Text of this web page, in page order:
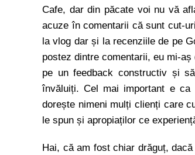
Cafe, dar din păcate voi nu vă
acuze în comentarii că sunt cut-
la vlog dar și la recenziile de pe
postez dintre comentarii, eu mi-
pe un feedback constructiv și
învăluiți. Cel mai important e ca
dorește nimeni mulți clienți care
le spun și apropiaților ce
Hai, că am fost chiar drăguț,